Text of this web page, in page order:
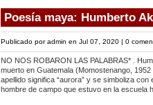
Poesía maya: Humberto
Publicado poradmin en Jul 07, 2020 | 0
NO NOS ROBARON LAS PALABRAS* .
muerto en Guatemala (Momostenango,
apellido significa “aurora” y se simboliza con
hombre de campo que estuvo en la